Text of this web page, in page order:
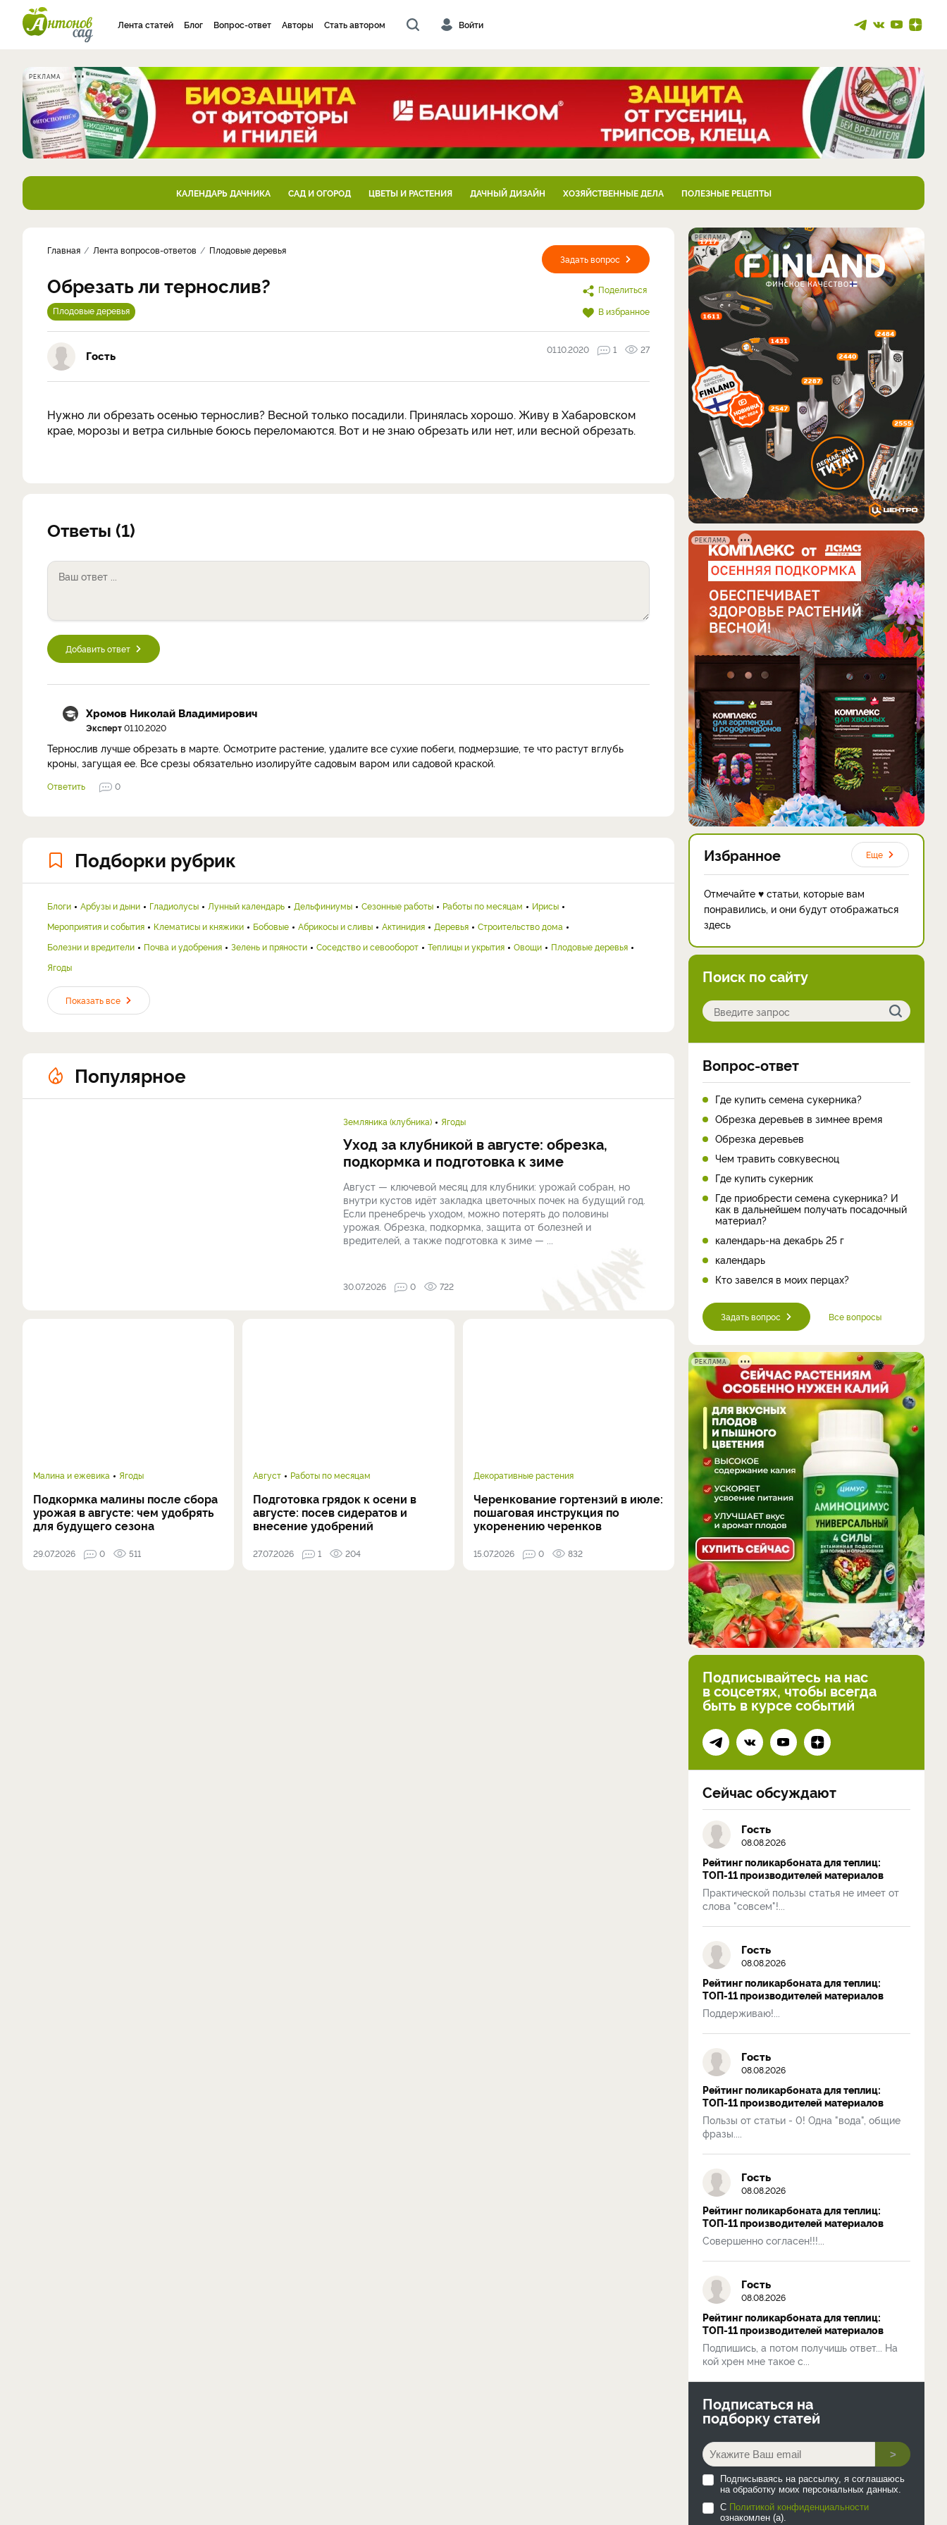
Лента статей Блог Вопрос-ответ Авторы Стать автором Войти
РЕКЛАМА
КАЛЕНДАРЬ ДАЧНИКА САД И ОГОРОД ЦВЕТЫ И РАСТЕНИЯ ДАЧНЫЙ ДИЗАЙН ХОЗЯЙСТВЕННЫЕ ДЕЛА ПОЛЕЗНЫЕ РЕЦЕПТЫ
Задать вопрос
Поделиться
В избранное
Главная Лента вопросов-ответов Плодовые деревья
Обрезать ли тернослив?
Плодовые деревья
Гость 01.10.2020 1 27
Нужно ли обрезать осенью тернослив? Весной только посадили. Принялась хорошо. Живу в Хабаровском
крае, морозы и ветра сильные боюсь переломаются. Вот и не знаю обрезать или нет, или весной обрезать.
Ответы (1)
Добавить ответ
Хромов Николай Владимирович
Эксперт01.10.2020
Тернослив лучше обрезать в марте. Осмотрите растение, удалите все сухие побеги, подмерзшие, те что растут вглубь
кроны, загущая ее. Все срезы обязательно изолируйте садовым варом или садовой краской.
Ответить 0
Подборки рубрик
Блоги Арбузы и дыни Гладиолусы Лунный календарь Дельфиниумы Сезонные работы Работы по месяцам
Ирисы
Мероприятия и события
Клематисы и княжики Бобовые Абрикосы и сливы Актинидия Деревья
Строительство дома
Болезни и вредители
Почва и удобрения Зелень и пряности Соседство и севооборот Теплицы и укрытия Овощи
Плодовые деревья
Ягоды
Показать все
Популярное
Земляника (клубника) Ягоды
Уход за клубникой в августе: обрезка,
подкормка и подготовка к зиме
Август — ключевой месяц для клубники: урожай собран, но
внутри кустов идёт закладка цветочных почек на будущий год.
Если пренебречь уходом, можно потерять до половины
урожая. Обрезка, подкормка, защита от болезней и
вредителей, а также подготовка к зиме — ...
30.07.2026 0 722
Малина и ежевика Ягоды
Подкормка малины после сбора
урожая в августе: чем удобрять
для будущего сезона
29.07.2026 0 511
Август Работы по месяцам
Подготовка грядок к осени в
августе: посев сидератов и
внесение удобрений
27.07.2026 1 204
Декоративные растения
Черенкование гортензий в июле:
пошаговая инструкция по
укоренению черенков
15.07.2026 0 832
РЕКЛАМА
РЕКЛАМА
Избранное Еще
Отмечайте ♥ статьи, которые вам
понравились, и они будут отображаться
здесь
Поиск по сайту
Вопрос-ответ
Где купить семена сукерника?
Обрезка деревьев в зимнее время
Обрезка деревьев
Чем травить совкувесноц
Где купить сукерник
Где приобрести семена сукерника? И
как в дальнейшем получать посадочный
материал?
календарь-на декабрь 25 г
календарь
Кто завелся в моих перцах?
Задать вопрос Все вопросы
РЕКЛАМА
Подписывайтесь на нас
в соцсетях, чтобы всегда
быть в курсе событий
Сейчас обсуждают
Гость
08.08.2026
Рейтинг поликарбоната для теплиц:
ТОП-11 производителей материалов
Практической пользы статья не имеет от
слова "совсем"!...
Гость
08.08.2026
Рейтинг поликарбоната для теплиц:
ТОП-11 производителей материалов
Поддерживаю!...
Гость
08.08.2026
Рейтинг поликарбоната для теплиц:
ТОП-11 производителей материалов
Пользы от статьи - 0! Одна "вода", общие
фразы....
Гость
08.08.2026
Рейтинг поликарбоната для теплиц:
ТОП-11 производителей материалов
Совершенно согласен!!!...
Гость
08.08.2026
Рейтинг поликарбоната для теплиц:
ТОП-11 производителей материалов
Подпишись, а потом получишь ответ... На
кой хрен мне такое с...
Подписаться на
подборку статей
>
Подписываясь на рассылку, я соглашаюсь
на обработку моих персональных данных.
С Политикой конфиденциальности
ознакомлен (а).